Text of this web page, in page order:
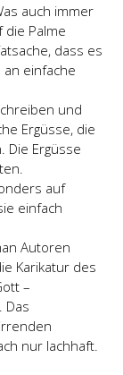
auch immer
die Palme
dass es
an einfache
und
Ergüsse, die
Die Ergüsse
auf
einfach
Autoren
Karikatur des
–
Das
nur lachhaft.